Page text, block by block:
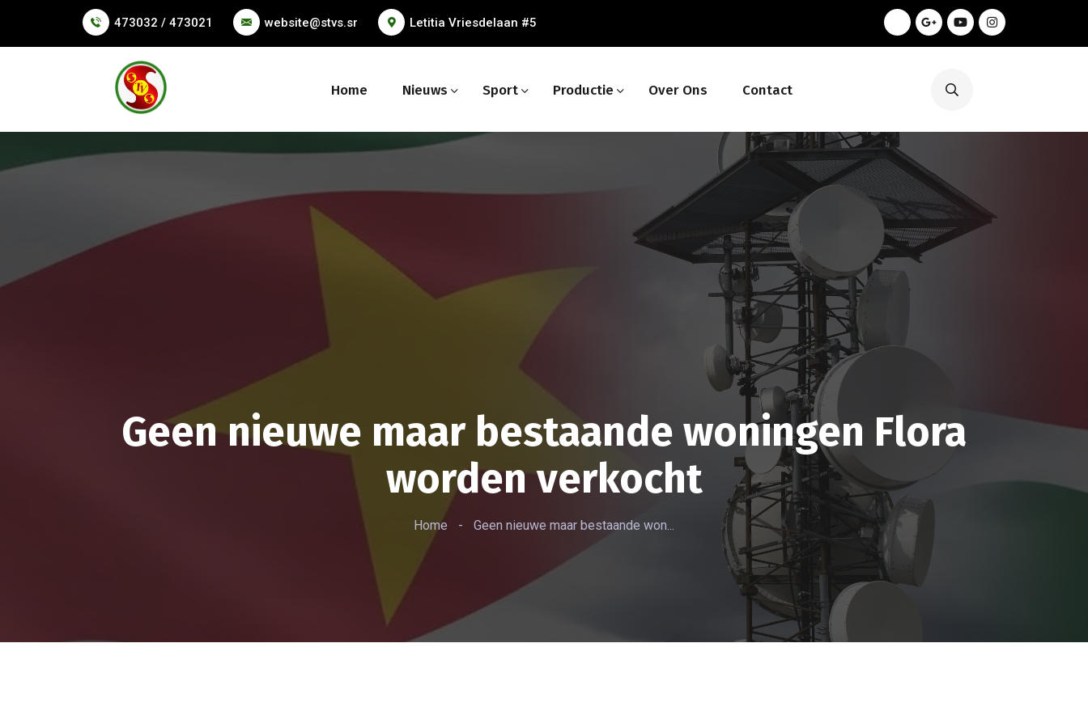
473032 / 473021 website@stvs.sr Letitia Vriesdelaan #5
Home Nieuws Sport Productie Over Ons Contact
Geen nieuwe maar bestaande woningen Flora
worden verkocht
Home - Geen nieuwe maar bestaande won...